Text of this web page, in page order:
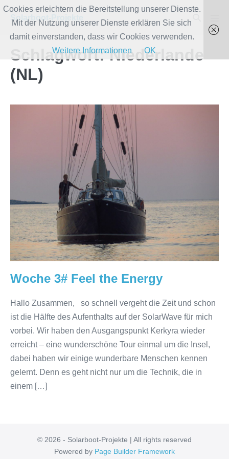
Zum
Inhalt
springen
Solarboot-Projekte
Schalter
Schlagwort:Niederlande
(NL)
Woche 3# Feel the Energy
Hallo Zusammen, so schnell vergeht die Zeit und schon
ist die Hälfte des Aufenthalts auf der SolarWave für mich
vorbei. Wir haben den Ausgangspunkt Kerkyra wieder
erreicht – eine wunderschöne Tour einmal um die Insel,
dabei haben wir einige wunderbare Menschen kennen
gelernt. Denn es geht nicht nur um die Technik, die in
einem […]
© 2026 - Solarboot-Projekte | All rights reserved
Powered by Page Builder Framework
Cookies erleichtern die Bereitstellung unserer Dienste.
Mit der Nutzung unserer Dienste erklären Sie sich
damit einverstanden, dass wir Cookies verwenden.
Weitere Informationen
OK